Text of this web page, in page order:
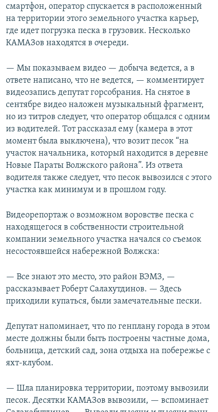
смартфон, оператор спускается в расположенный
на территории этого земельного участка карьер,
где идет погрузка песка в грузовик. Несколько
КАМАЗов находятся в очереди.
— Мы показываем видео — добыча ведется, а в
ответе написано, что не ведется, — комментирует
видеозапись депутат горсобрания. На снятое в
сентябре видео наложен музыкальный фрагмент,
но из титров следует, что оператор общался с одним
из водителей. Тот рассказал ему (камера в этот
момент была выключена), что возит песок “на
участок начальника, который находится в деревне
Новые Параты Волжского района”. Из ответа
водителя также следует, что песок вывозился с этого
участка как минимум и в прошлом году.
Видеорепортаж о возможном воровстве песка с
находящегося в собственности строительной
компании земельного участка начался со съемок
несостоявшейся набережной Волжска:
— Все знают это место, это район ВЭМЗ, —
рассказывает Роберт Салахутдинов. — Здесь
приходили купаться, были замечательные пески.
Депутат напоминает, что по генплану города в этом
месте должны были быть построены частные дома,
больница, детский сад, зона отдыха на побережье с
яхт-клубом.
— Шла планировка территории, поэтому вывозили
песок. Десятки КАМАЗов вывозили, — вспоминает